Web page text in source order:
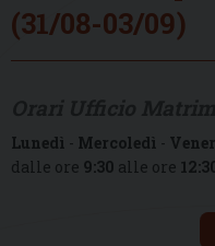
(31/08-03/09)
Lunedì - Mercoledì -
dalle ore 9:30 alle ore